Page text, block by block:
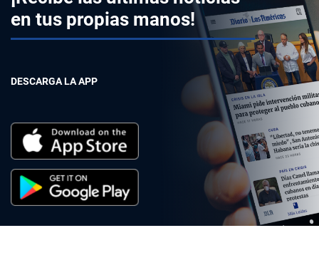
en tus propias manos!
DESCARGA LA APP